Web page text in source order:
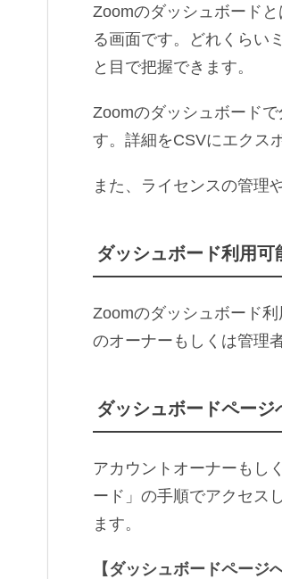
Zoomのダッシュボード
る画面です。どれくらい
と目で把握できます。
Zoomのダッシュボード
す。詳細をCSVにエクス
また、ライセンスの管理
ダッシュボード利用可
Zoomのダッシュボード利
のオーナーもしくは管理
ダッシュボードペー
アカウントオーナーもし
ード」の手順でアクセス
ます。
【ダッシュボードページ